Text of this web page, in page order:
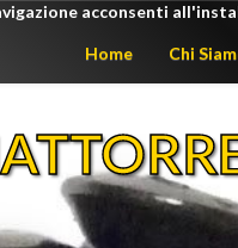
acconsenti
Home Chi